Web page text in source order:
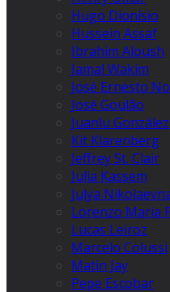
Hugo Dionísio
Hussein Assaf
Ibrahim Aloush
Jamal Wakim
José Ernesto
José Goulão
Juanlu González
Kit Klarenberg
Jeffrey St. Clair
Julia Kassem
Julya
Lorenzo Maria
Lucas Leiroz
Marcelo Colussi
Matin Jay
Pepe Escobar